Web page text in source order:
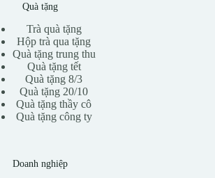
Quà tặng
Trà quà tặng
Hộp trà qua tặng
Quà tặng trung thu
Quà tặng tết
Quà tặng 8/3
Quà tặng 20/10
Quà tặng thầy cô
Quà tặng công ty
Doanh nghiệp